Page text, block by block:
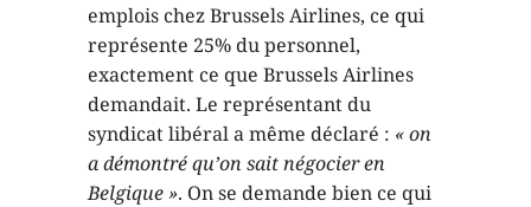
emplois chez Brussels Airlines, ce qui
représente 25% du personnel,
exactement ce que Brussels Airlines
demandait. Le représentant du
syndicat libéral a même déclaré : « on
a démontré qu’on sait négocier en
Belgique ». On se demande bien ce qui